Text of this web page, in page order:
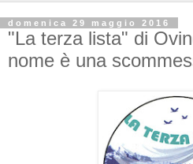
domenica 29 maggio 2016
"La terza lista" di
nome è una